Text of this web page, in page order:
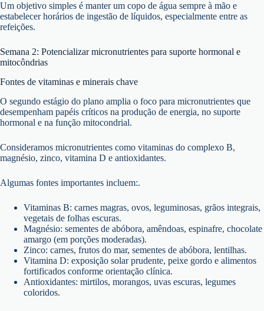
Um objetivo simples é manter um copo de água sempre à mão e
estabelecer horários de ingestão de líquidos, especialmente entre as
refeições.
Semana 2: Potencializar micronutrientes para suporte hormonal e
mitocôndrias
Fontes de vitaminas e minerais chave
O segundo estágio do plano amplia o foco para micronutrientes que
desempenham papéis críticos na produção de energia, no suporte
hormonal e na função mitocondrial.
Consideramos micronutrientes como vitaminas do complexo B,
magnésio, zinco, vitamina D e antioxidantes.
Algumas fontes importantes incluem:.
Vitaminas B: carnes magras, ovos, leguminosas, grãos integrais,
vegetais de folhas escuras.
Magnésio: sementes de abóbora, amêndoas, espinafre, chocolate
amargo (em porções moderadas).
Zinco: carnes, frutos do mar, sementes de abóbora, lentilhas.
Vitamina D: exposição solar prudente, peixe gordo e alimentos
fortificados conforme orientação clínica.
Antioxidantes: mirtilos, morangos, uvas escuras, legumes
coloridos.